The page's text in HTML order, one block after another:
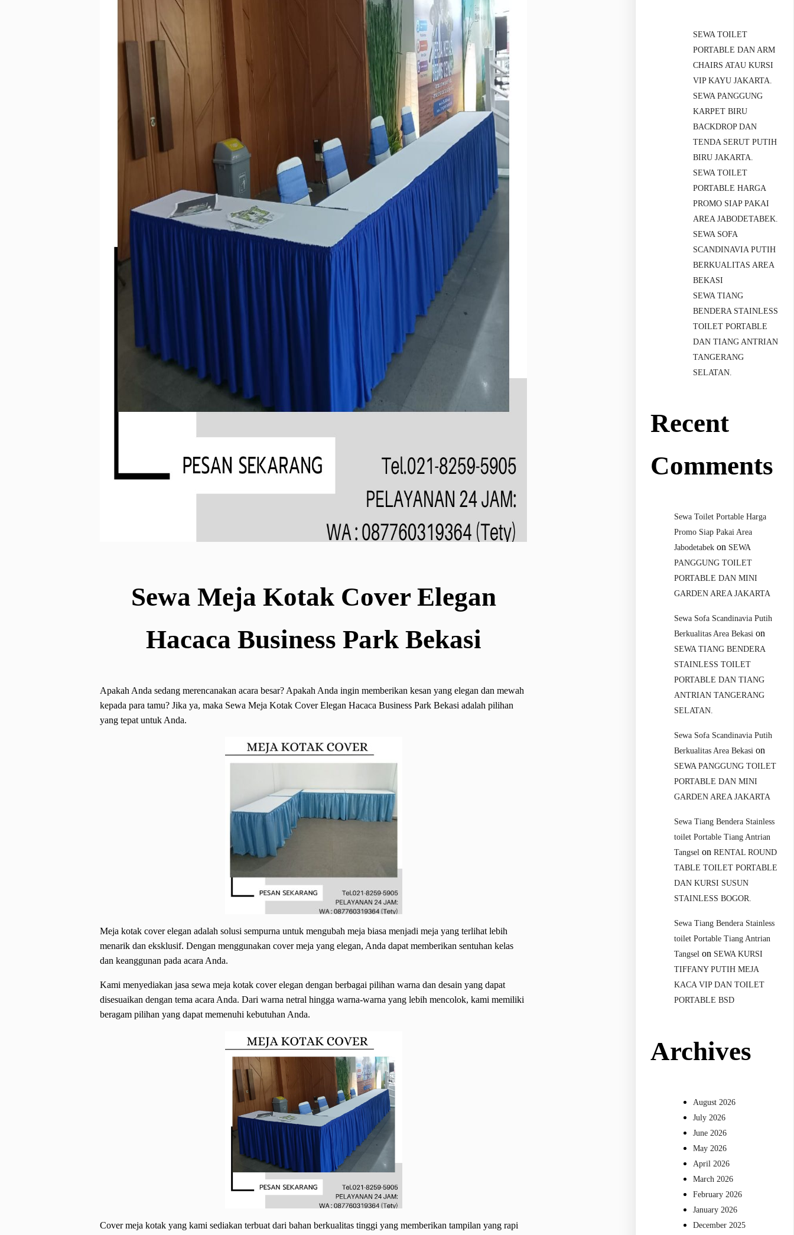
Sewa Meja Kotak Cover Elegan
Hacaca Business Park Bekasi
Apakah Anda sedang merencanakan acara besar? Apakah Anda ingin memberikan kesan yang elegan dan mewah
kepada para tamu? Jika ya, maka Sewa Meja Kotak Cover Elegan Hacaca Business Park Bekasi adalah pilihan
yang tepat untuk Anda.
Meja kotak cover elegan adalah solusi sempurna untuk mengubah meja biasa menjadi meja yang terlihat lebih
menarik dan eksklusif. Dengan menggunakan cover meja yang elegan, Anda dapat memberikan sentuhan kelas
dan keanggunan pada acara Anda.
Kami menyediakan jasa sewa meja kotak cover elegan dengan berbagai pilihan warna dan desain yang dapat
disesuaikan dengan tema acara Anda. Dari warna netral hingga warna-warna yang lebih mencolok, kami memiliki
beragam pilihan yang dapat memenuhi kebutuhan Anda.
Cover meja kotak yang kami sediakan terbuat dari bahan berkualitas tinggi yang memberikan tampilan yang rapi
SEWA TOILET
PORTABLE DAN ARM
CHAIRS ATAU KURSI
VIP KAYU JAKARTA.
SEWA PANGGUNG
KARPET BIRU
BACKDROP DAN
TENDA SERUT PUTIH
BIRU JAKARTA.
SEWA TOILET
PORTABLE HARGA
PROMO SIAP PAKAI
AREA JABODETABEK.
SEWA SOFA
SCANDINAVIA PUTIH
BERKUALITAS AREA
BEKASI
SEWA TIANG
BENDERA STAINLESS
TOILET PORTABLE
DAN TIANG ANTRIAN
TANGERANG
SELATAN.
Recent
Comments
Sewa Toilet Portable Harga
Promo Siap Pakai Area
Jabodetabek on SEWA
PANGGUNG TOILET
PORTABLE DAN MINI
GARDEN AREA JAKARTA
Sewa Sofa Scandinavia Putih
Berkualitas Area Bekasi on
SEWA TIANG BENDERA
STAINLESS TOILET
PORTABLE DAN TIANG
ANTRIAN TANGERANG
SELATAN.
Sewa Sofa Scandinavia Putih
Berkualitas Area Bekasi on
SEWA PANGGUNG TOILET
PORTABLE DAN MINI
GARDEN AREA JAKARTA
Sewa Tiang Bendera Stainless
toilet Portable Tiang Antrian
Tangsel onRENTAL ROUND
TABLE TOILET PORTABLE
DAN KURSI SUSUN
STAINLESS BOGOR.
Sewa Tiang Bendera Stainless
toilet Portable Tiang Antrian
Tangsel on SEWA KURSI
TIFFANY PUTIH MEJA
KACA VIP DAN TOILET
PORTABLE BSD
Archives
August 2026
July 2026
June 2026
May 2026
April 2026
March 2026
February 2026
January 2026
December 2025